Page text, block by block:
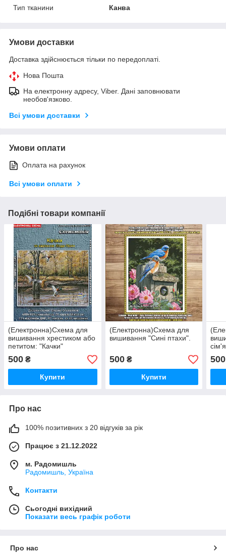
Тип тканини
Канва
Умови доставки
Доставка здійснюється тільки по передоплаті.
Нова Пошта
На електронну адресу, Viber. Дані заповнювати
необов'язково.
Всі умови доставки
Умови оплати
Оплата на рахунок
Всі умови оплати
Подібні товари компанії
(Електронна)Схема для
вишивання хрестиком або
петитом: "Качки"
500 ₴
Купити
(Електронна)Схема для
вишивання "Сині птахи".
500₴
Купити
500
Про нас
100% позитивних з 20 відгуків за рік
Працює з 21.12.2022
м. Радомишль
Радомишль, Україна
Контакти
Сьогодні вихідний
Показати весь графік роботи
Про нас